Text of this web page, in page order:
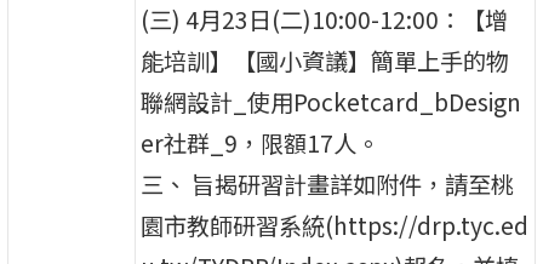
(三) 4月23日(二)10:00-12:00：【增
能培訓】【國小資議】簡單上手的物
聯網設計_使用Pocketcard_bDesign
er社群_9，限額17人。
三、 旨揭研習計畫詳如附件，請至桃
園市教師研習系統(https://drp.tyc.ed